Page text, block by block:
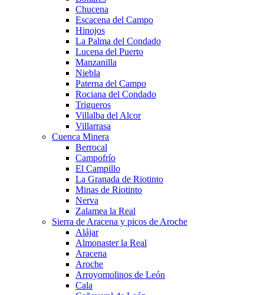
Chucena
Escacena del Campo
Hinojos
La Palma del Condado
Lucena del Puerto
Manzanilla
Niebla
Paterna del Campo
Rociana del Condado
Trigueros
Villalba del Alcor
Villarrasa
Cuenca Minera
Berrocal
Campofrío
El Campillo
La Granada de Riotinto
Minas de Riotinto
Nerva
Zalamea la Real
Sierra de Aracena y picos de Aroche
Alájar
Almonaster la Real
Aracena
Aroche
Arroyomolinos de León
Cala